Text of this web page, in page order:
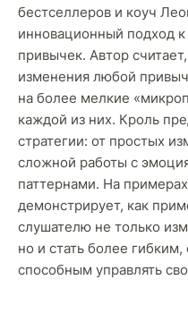
бестселлеров и коуч
инновационный подход
привычек. Автор
изменения любой
на более мелкие
каждой из них. Кроль
стратегии: от простых
сложной работы с
паттернами. На
демонстрирует, как
слушателю не только
но и стать более
способным управлять